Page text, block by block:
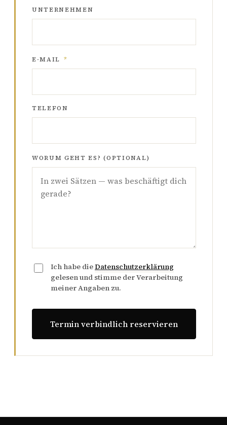
UNTERNEHMEN
E-MAIL *
TELEFON
WORUM GEHT ES? (OPTIONAL)
Ich habe dieDatenschutzerklärung
gelesen und stimme der Verarbeitung
meiner Angaben zu.
Termin verbindlich reservieren